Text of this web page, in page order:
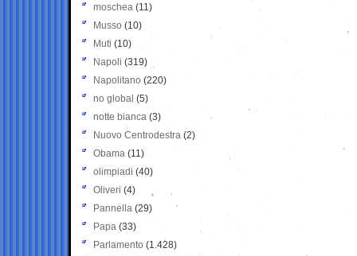
moschea (11)
Musso (10)
Muti (10)
Napoli (319)
Napolitano (220)
no global (5)
notte bianca (3)
Nuovo Centrodestra (2)
Obama (11)
olimpiadi (40)
Oliveri (4)
Pannella (29)
Papa (33)
Parlamento (1.428)